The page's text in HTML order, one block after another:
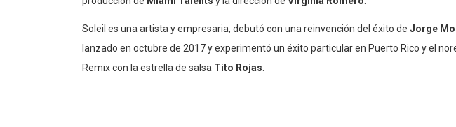
Soleil es una artista y empresaria, debutó con una reinvención del éxito de Jorge
lanzado en octubre de 2017 y experimentó un éxito particular en Puerto Rico y el
Remix con la estrella de salsa Tito Rojas